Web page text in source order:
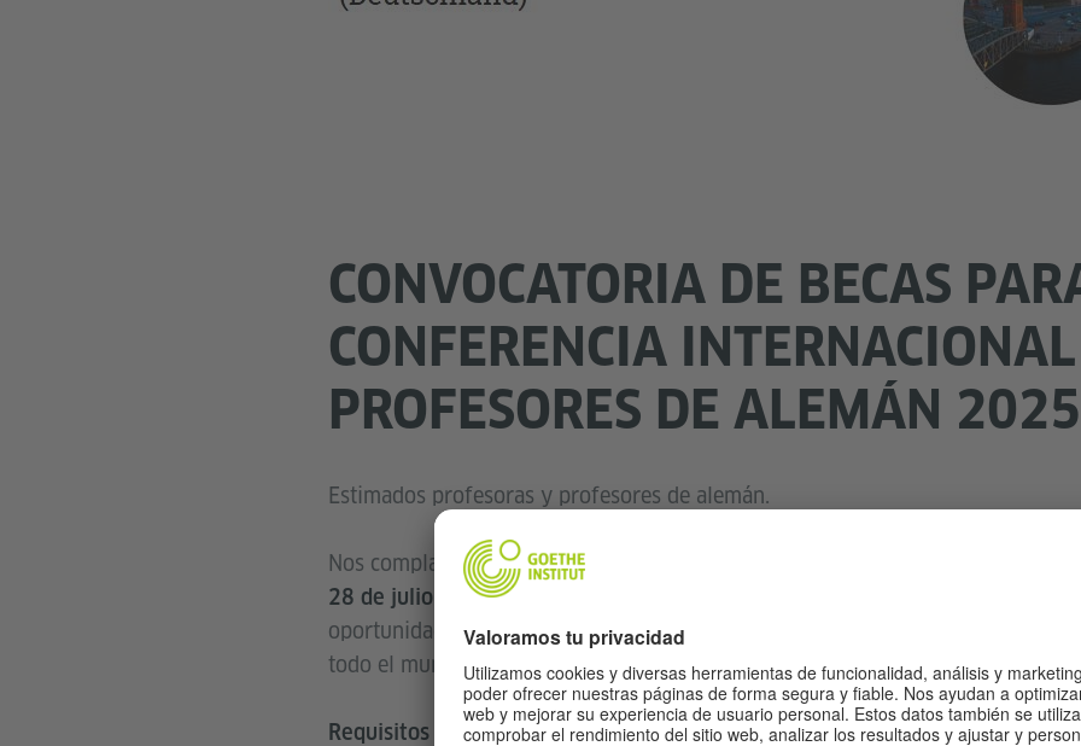
CONVOCATORIA DE BECAS
CONFERENCIA
PROFESORES DE ALEMÁN
Estimados profesoras y profesores de alemán.
Nos complace anunciar que se concederán
28 de julio al 1 de agosto de 2025 en Lübeck
oportunidad para seguir formándose, conocer nuevos métodos e intercambiar
todo el mundo.
Requisitos para la solicitud: